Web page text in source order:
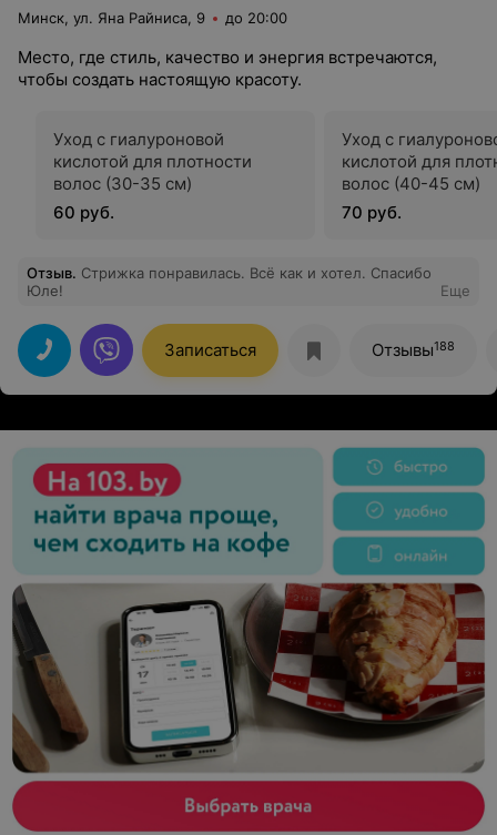
Минск, ул. Яна Райниса, 9 до 20:00
Место, где стиль, качество и энергия встречаются,
чтобы создать настоящую красоту.
Уход с гиалуроновой
кислотой для плотности
волос (30-35 см)
60 руб.
Уход с
кислотой для
волос (40-45 см)
70 руб.
Отзыв. Стрижка понравилась. Всё как и хотел. Спасибо
Юле!
Еще
Записаться Отзывы188